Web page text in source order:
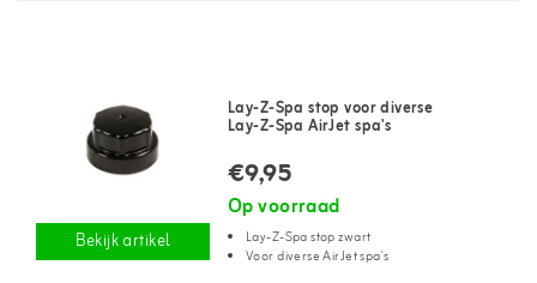
Bekijk artikel
Lay-Z-Spa stop voor diverse
Lay-Z-Spa AirJet spa's
€9,95
Op voorraad
Lay-Z-Spa stop zwart
Voor diverse AirJet spa's